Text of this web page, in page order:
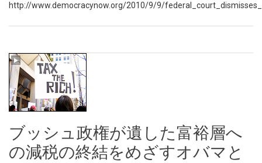
http://www.democracynow.org/2010/9/9/
ブッシュ政権が遺した富裕層へ
の減税の終結をめざすオバマと